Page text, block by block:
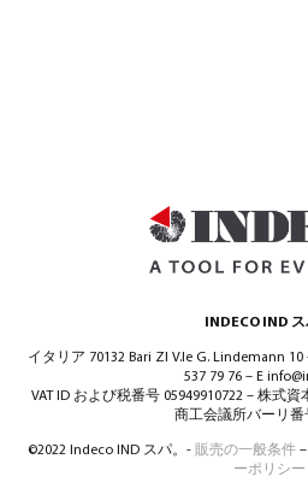
INDECO IND ス
イタリア 70132 Bari ZI V.le G. Lindemann 10
537 79 76 – E
VAT ID および税番号 05949910722 – 株式資
商工会議所バーリ番
©2022 Indeco IND スパ。- 販売の一般条件–
ーポリシー